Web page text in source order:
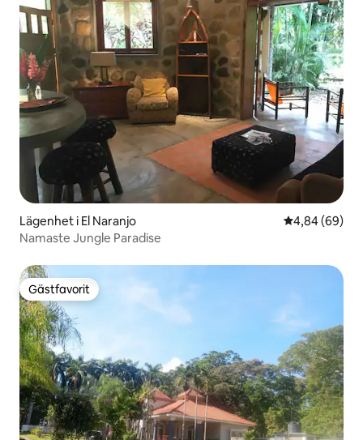
Lägenhet i El Naranjo 4,84 av 5 i
4,84 (69)
Namaste Jungle Paradise
Gästfavorit
Gästfavorit